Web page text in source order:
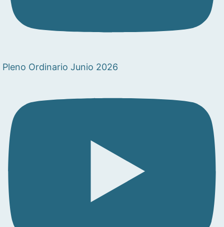
Pleno Ordinario Junio 2026